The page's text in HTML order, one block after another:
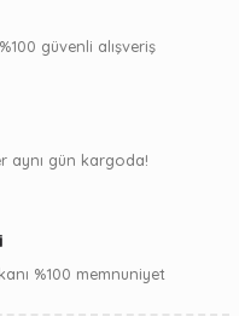
güvenli alışveriş
aynı gün kargoda!
%100 memnuniyet